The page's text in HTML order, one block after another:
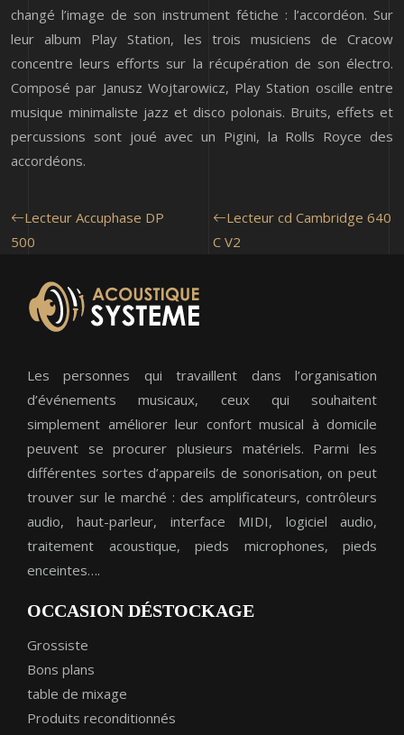
changé l’image de son instrument fétiche : l’accordéon. Sur
leur album Play Station, les trois musiciens de Cracow
concentre leurs efforts sur la récupération de son électro.
Composé par Janusz Wojtarowicz, Play Station oscille entre
musique minimaliste jazz et disco polonais. Bruits, effets et
percussions sont joué avec un Pigini, la Rolls Royce des
accordéons.
Lecteur Accuphase DP
500
Lecteur cd Cambridge 640
C V2
Les personnes qui travaillent dans l’organisation
d’événements musicaux, ceux qui souhaitent
simplement améliorer leur confort musical à domicile
peuvent se procurer plusieurs matériels. Parmi les
différentes sortes d’appareils de sonorisation, on peut
trouver sur le marché : des amplificateurs, contrôleurs
audio, haut-parleur, interface MIDI, logiciel audio,
traitement acoustique, pieds microphones, pieds
enceintes….
OCCASION DÉSTOCKAGE
Grossiste
Bons plans
table de mixage
Produits reconditionnés